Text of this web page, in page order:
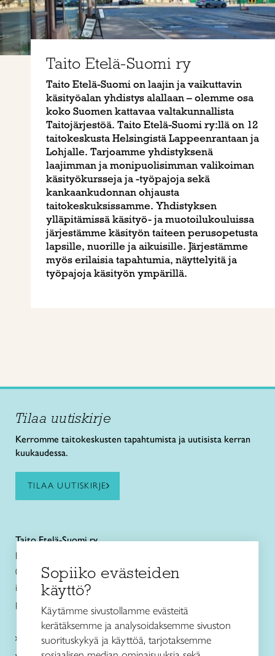
Taito Etelä-Suomi ry
Taito Etelä-Suomi on laajin ja vaikuttavin
käsityöalan yhdistys alallaan – olemme osa
koko Suomen kattavaa valtakunnallista
Taitojärjestöä. Taito Etelä-Suomi ry:llä on 12
taitokeskusta Helsingistä Lappeenrantaan ja
Lohjalle. Tarjoamme yhdistyksenä
laajimman ja monipuolisimman valikoiman
käsityökursseja ja -työpajoja sekä
kankaankudonnan ohjausta
taitokeskuksissamme. Yhdistyksen
ylläpitämissä käsityö- ja muotoilukouluissa
järjestämme käsityön taiteen perusopetusta
lapsille, nuorille ja aikuisille. Järjestämme
myös erilaisia tapahtumia, näyttelyitä ja
työpajoja käsityön ympärillä.
Tilaa uutiskirje
Kerromme taitokeskusten tapahtumista ja uutisista kerran
kuukaudessa.
TILAA UUTISKIRJE
Taito Etelä-Suomi ry
Eteläesplanadi 4
00130 Helsinki
info@taitoetelasuomi.fi
p. 050 3508470
Kurssit ja leirit
Sopiiko evästeiden
käyttö?
Käytämme sivustollamme evästeitä
kerätäksemme ja analysoidaksemme sivuston
suorituskykyä ja käyttöä, tarjotaksemme